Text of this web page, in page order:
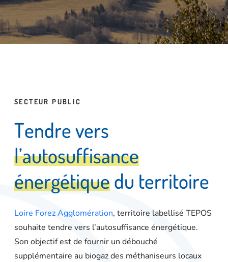
SECTEUR PUBLIC
Tendrevers
l’autosuffisance
énergétiquedu territoire
Loire Forez Agglomération, territoire labellisé TEPOS
souhaite tendre vers l’autosuffisance énergétique.
Son objectif est de fournir un débouché
supplémentaire au biogaz des méthaniseurs locaux